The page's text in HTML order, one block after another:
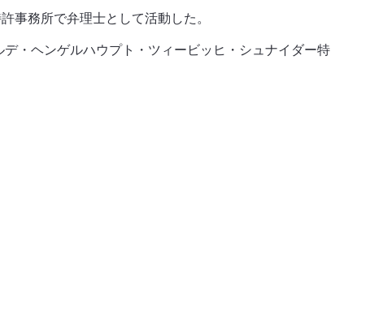
事務所で弁理士として活動した。
・ヘンゲルハウプト・ツィービッヒ・シュナイダー特